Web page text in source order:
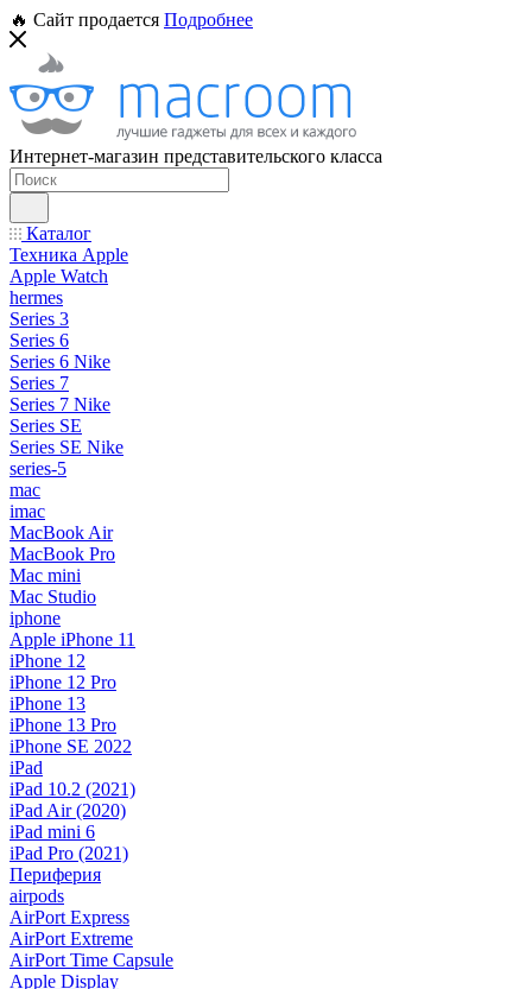
🔥 Сайт продается Подробнее
Интернет-магазин представительского класса
Каталог
Техника Apple
Apple Watch
hermes
Series 3
Series 6
Series 6 Nike
Series 7
Series 7 Nike
Series SE
Series SE Nike
series-5
mac
imac
MacBook Air
MacBook Pro
Mac mini
Mac Studio
iphone
Apple iPhone 11
iPhone 12
iPhone 12 Pro
iPhone 13
iPhone 13 Pro
iPhone SE 2022
iPad
iPad 10.2 (2021)
iPad Air (2020)
iPad mini 6
iPad Pro (2021)
Периферия
airpods
AirPort Express
AirPort Extreme
AirPort Time Capsule
Apple Display